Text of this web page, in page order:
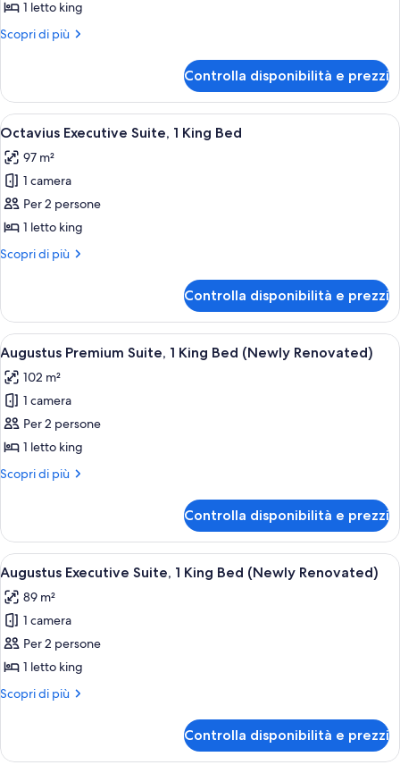
Camera
Luxury,
king
(Nobu)
1 letto king
Scopri di più
Altri
Luxury,
letto
(Nobu)
Controlla disponibilità e prezzi
Apri
tutte
le
foto
per
Octavius
Executive
Suite,
King
Bed
Una camera d'hotel con divano,
5
Octavius Executive Suite, 1 King Bed
97 m²
1 camera
Per 2 persone
1 letto king
Scopri di più
Altri
Executive
Suite,
1
King
Bed
Controlla disponibilità e prezzi
Apri
tutte
le
foto
per
Augustus
Premium
Suite,
King
Bed
(Newly
Renovated)
Una hall d'albergo moderna con un
4
Augustus Premium Suite, 1 King Bed (Newly Renovated)
102 m²
1 camera
Per 2 persone
1 letto king
Scopri di più
Altri
Premium
Suite,
1
King
Bed
(Newly
Renovated)
Controlla disponibilità e prezzi
Apri
tutte
le
foto
per
Augustus
Executive
Suite,
King
Una moderna camera d'albergo
4
Augustus Executive Suite, 1 King Bed (Newly Renovated)
89 m²
1 camera
Per 2 persone
1 letto king
Scopri di più
Altri
Executive
Controlla disponibilità e prezzi